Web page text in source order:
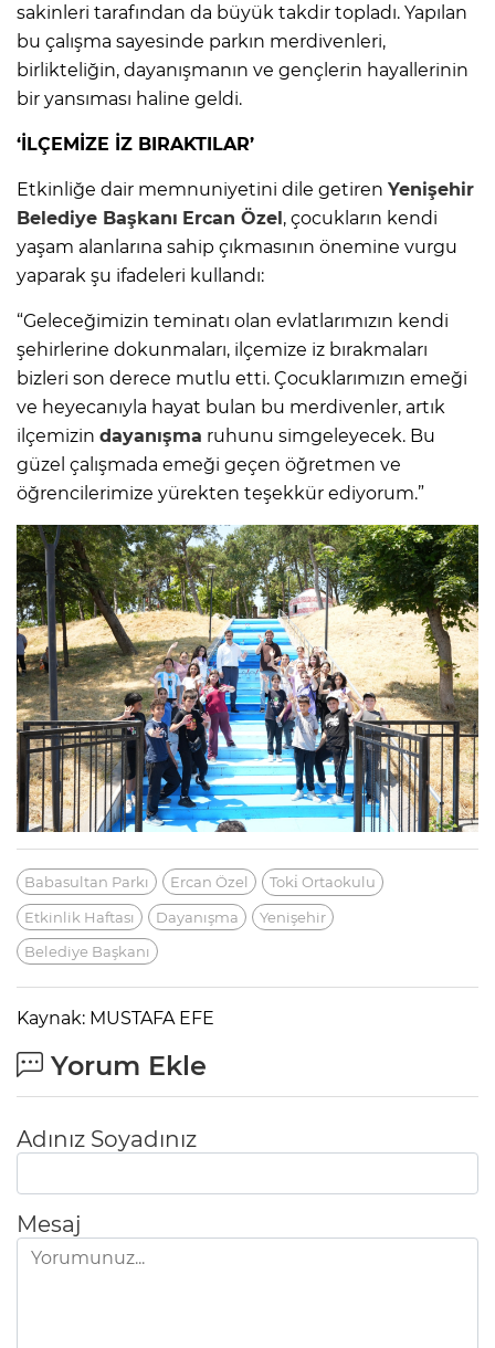
sakinleri tarafından da büyük takdir topladı. Yapılan
bu çalışma sayesinde parkın merdivenleri,
birlikteliğin, dayanışmanın ve gençlerin hayallerinin
bir yansıması haline geldi.
‘İLÇEMİZE İZ BIRAKTILAR’
Etkinliğe dair memnuniyetini dile getiren Yenişehir
Belediye Başkanı Ercan Özel, çocukların kendi
yaşam alanlarına sahip çıkmasının önemine vurgu
yaparak şu ifadeleri kullandı:
“Geleceğimizin teminatı olan evlatlarımızın kendi
şehirlerine dokunmaları, ilçemize iz bırakmaları
bizleri son derece mutlu etti. Çocuklarımızın emeği
ve heyecanıyla hayat bulan bu merdivenler, artık
ilçemizin dayanışma ruhunu simgeleyecek. Bu
güzel çalışmada emeği geçen öğretmen ve
öğrencilerimize yürekten teşekkür ediyorum.”
Babasultan Parkı Ercan Özel
Toki̇ Ortaokulu
Etkinlik Haftası
Dayanışma
Yenişehir
Belediye Başkanı
Kaynak: MUSTAFA EFE
Yorum Ekle
Adınız Soyadınız
Mesaj